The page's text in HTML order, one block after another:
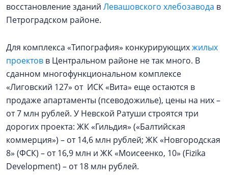
восстановление зданий Левашовского хлебозавода в
Петроградском районе.
Для комплекса «Типография» конкурирующихжилых
проектов в Центральном районе не так много. В
сданном многофункциональном комплексе
«Лиговский 127» от ИСК «Вита» еще остаются в
продаже апартаменты (псеводожилье), цены на них –
от 7 млн рублей. У Невской Ратуши строятся три
дорогих проекта: ЖК «Гильдия» («Балтийская
коммерция») – от 14,6 млн рублей; ЖК «Новгородская
8» (ФСК) – от 16,9 млн и ЖК «Моисеенко, 10» (Fizika
Development) – от 18 млн рублей.